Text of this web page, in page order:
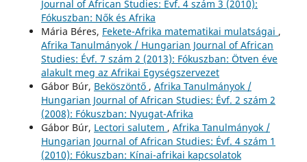
Journal of African Studies: Évf. 4 szám 3 (2010):
Fókuszban: Nők és Afrika
Mária Béres, Fekete-Afrika matematikai mulatságai ,
Afrika Tanulmányok / Hungarian Journal of African
Studies: Évf. 7 szám 2 (2013): Fókuszban: Ötven éve
alakult meg az Afrikai Egységszervezet
Gábor Búr, Beköszöntő , Afrika Tanulmányok /
Hungarian Journal of African Studies: Évf. 2 szám 2
(2008): Fókuszban: Nyugat-Afrika
Gábor Búr, Lectori salutem , Afrika Tanulmányok /
Hungarian Journal of African Studies: Évf. 4 szám 1
(2010): Fókuszban: Kínai-afrikai kapcsolatok